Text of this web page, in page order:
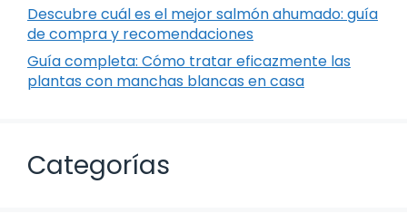
Descubre cuál es el mejor salmón ahumado: guía
de compra y recomendaciones
Guía completa: Cómo tratar eficazmente las
plantas con manchas blancas en casa
Categorías